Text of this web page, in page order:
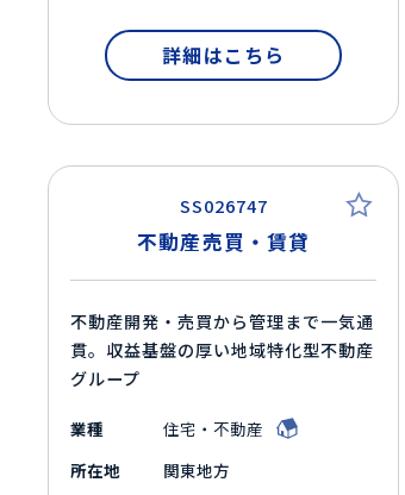
詳細はこちら
SS026747
不動産売買・賃貸
不動産開発・売買から管理まで一気通
貫。収益基盤の厚い地域特化型不動産
グループ
業種
住宅・不動産
所在地
関東地方